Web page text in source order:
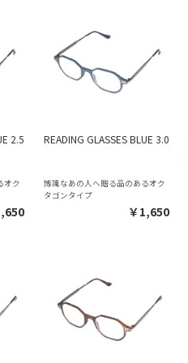
2.5
オク
READING GLASSES BLUE 3.0
博識なあの人へ贈る品のあるオク
タゴンタイプ
￥1,650